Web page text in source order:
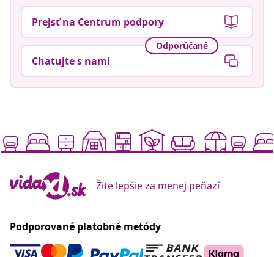
Prejsť na Centrum podpory
Odporúčané
Chatujte s nami
Žite lepšie za menej peňazí
Podporované platobné metódy